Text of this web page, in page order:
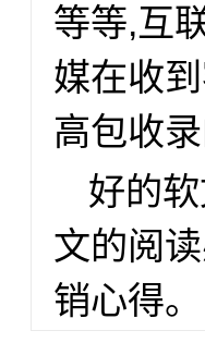
等等,互
媒在收
高包收
好的
文的阅
销心得。